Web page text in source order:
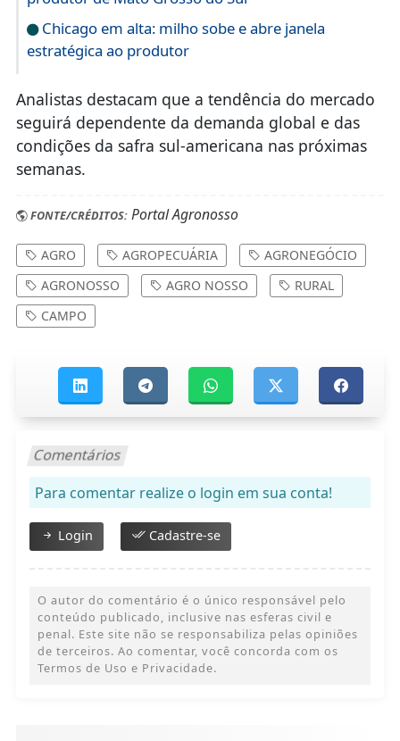
Chicago em alta: milho sobe e abre janela
estratégica ao produtor
Analistas destacam que a tendência do mercado
seguirá dependente da demanda global e das
condições da safra sul-americana nas próximas
semanas.
FONTE/CRÉDITOS: Portal Agronosso
AGRO AGROPECUÁRIA
AGRONEGÓCIO
AGRONOSSO
AGRO NOSSO
RURAL
CAMPO
Comentários
Para comentar realize o login em sua conta!
Login Cadastre-se
conteúdo publicado, inclusive nas esferas civil e
penal. Este site não se responsabiliza pelas opiniões
de terceiros. Ao comentar, você concorda com os
Termos de Uso e Privacidade.